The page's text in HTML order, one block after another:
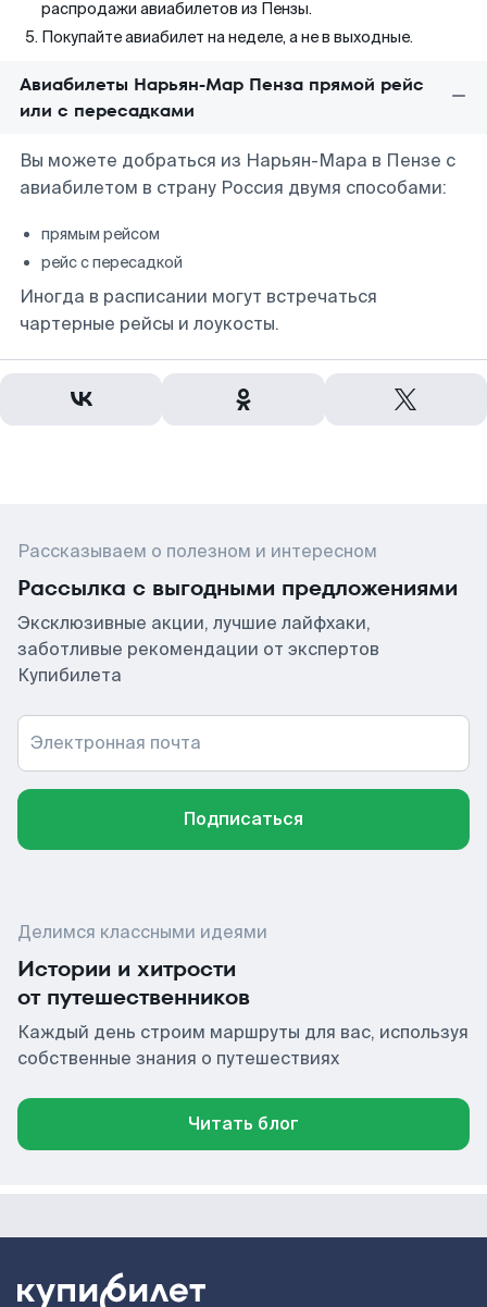
распродажи авиабилетов из Пензы.
Покупайте авиабилет на неделе, а не в выходные.
Авиабилеты Нарьян-Мар Пенза прямой рейс
или с пересадками
Вы можете добраться из Нарьян-Мара в Пензе с
авиабилетом в страну Россия двумя способами:
прямым рейсом
рейс с пересадкой
Иногда в расписании могут встречаться
чартерные рейсы и лоукосты.
Рассказываем о полезном и интересном
Рассылка с выгодными предложениями
Эксклюзивные акции, лучшие лайфхаки,
заботливые рекомендации от экспертов
Купибилета
Электронная почта
Подписаться
Делимся классными идеями
Истории и хитрости
от путешественников
Каждый день строим маршруты для вас, используя
собственные знания о путешествиях
Читать блог